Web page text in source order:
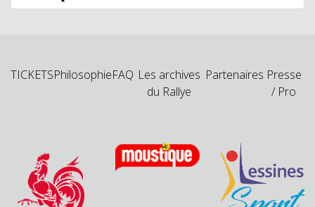
TICKETSPhilosophieFAQ Les archives
du Rallye
Partenaires Presse
/ Pro